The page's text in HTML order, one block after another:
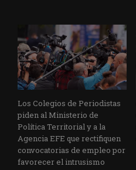
Los Colegios de Periodistas
piden al Ministerio de
Política Territorial y a la
Agencia EFE que rectifiquen
convocatorias de empleo por
favorecer el intrusismo